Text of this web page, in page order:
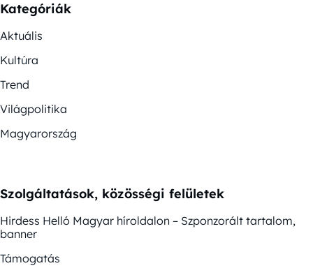
Kategóriák
Aktuális
Kultúra
Trend
Világpolitika
Magyarország
Szolgáltatások, közösségi felületek
Hirdess Helló Magyar híroldalon – Szponzorált tartalom,
banner
Támogatás